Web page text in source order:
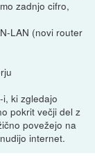
zadnjo cifro,
LAN (novi router
ki zgledajo
pokrit večji del z
povežejo na
internet.